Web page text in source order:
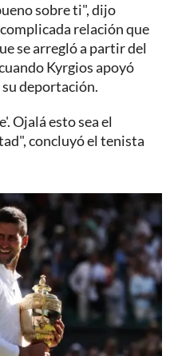
sobre ti", dijo
relación que
se arregló a partir del
Kyrgios apoyó
deportación.
Ojalá esto sea el
concluyó el tenista